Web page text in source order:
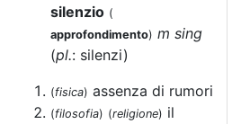
silenzio (
approfondimento) m sing
(pl.: silenzi)
(fisica) assenza di rumori
(filosofia) (religione) il